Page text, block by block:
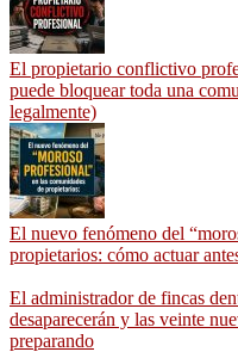
El propietario conflictivo
puede bloquear toda una
legalmente)
El nuevo fenómeno del
propietarios: cómo actuar
El administrador de fincas
desaparecerán y las veinte
preparando